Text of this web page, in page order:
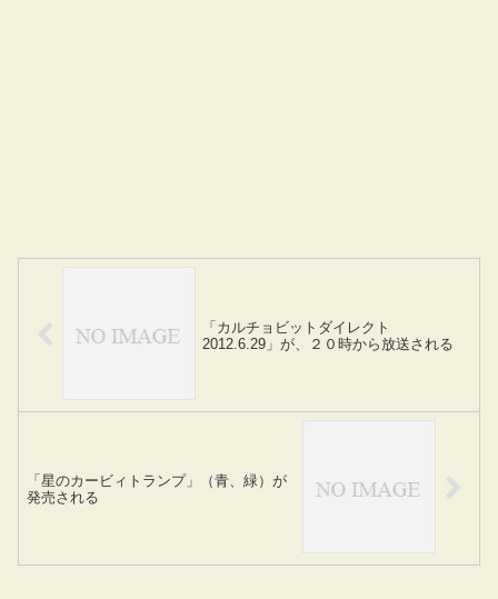
「カルチョビットダイレクト
2012.6.29」が、２０時から放送される
「星のカービィトランプ」（青、緑）が
発売される